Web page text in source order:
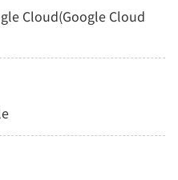
Cloud(Google Cloud